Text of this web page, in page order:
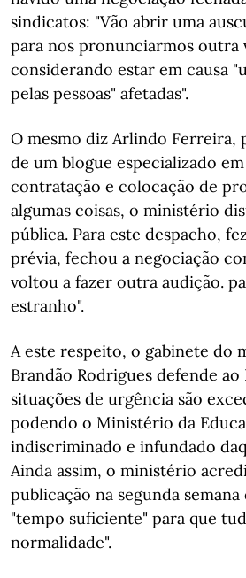
sindicatos: "Vão abrir uma
para nos pronunciarmos outra
considerando estar em causa
pelas pessoas" afetadas".
O mesmo diz Arlindo Ferreira,
de um blogue especializado
contratação e colocação de
algumas coisas, o ministério
pública. Para este despacho,
prévia, fechou a negociação
voltou a fazer outra audição.
estranho".
A este respeito, o gabinete do
Brandão Rodrigues defende ao
situações de urgência são
podendo o Ministério da
indiscriminado e infundado
Ainda assim, o ministério
publicação na segunda
"tempo suficiente" para que
normalidade".